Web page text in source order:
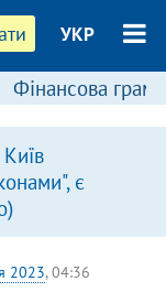
УКР
Фінансова
є
2023, 04:36